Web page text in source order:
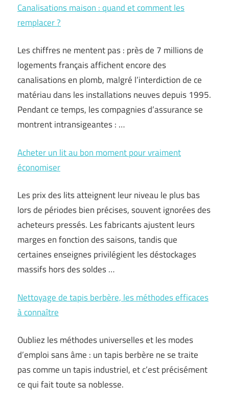
Canalisations maison : quand et comment les
remplacer ?
Les chiffres ne mentent pas : près de 7 millions de
logements français affichent encore des
canalisations en plomb, malgré l’interdiction de ce
matériau dans les installations neuves depuis 1995.
Pendant ce temps, les compagnies d’assurance se
montrent intransigeantes : …
Acheter un lit au bon moment pour vraiment
économiser
Les prix des lits atteignent leur niveau le plus bas
lors de périodes bien précises, souvent ignorées des
acheteurs pressés. Les fabricants ajustent leurs
marges en fonction des saisons, tandis que
certaines enseignes privilégient les déstockages
massifs hors des soldes …
Nettoyage de tapis berbère, les méthodes efficaces
à connaître
Oubliez les méthodes universelles et les modes
d’emploi sans âme : un tapis berbère ne se traite
pas comme un tapis industriel, et c’est précisément
ce qui fait toute sa noblesse.